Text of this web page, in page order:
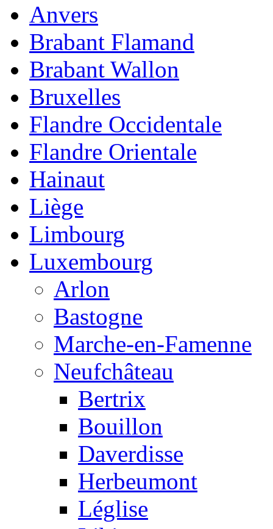
Anvers
Brabant Flamand
Brabant Wallon
Bruxelles
Flandre Occidentale
Flandre Orientale
Hainaut
Liège
Limbourg
Luxembourg
Arlon
Bastogne
Marche-en-Famenne
Neufchâteau
Bertrix
Bouillon
Daverdisse
Herbeumont
Léglise